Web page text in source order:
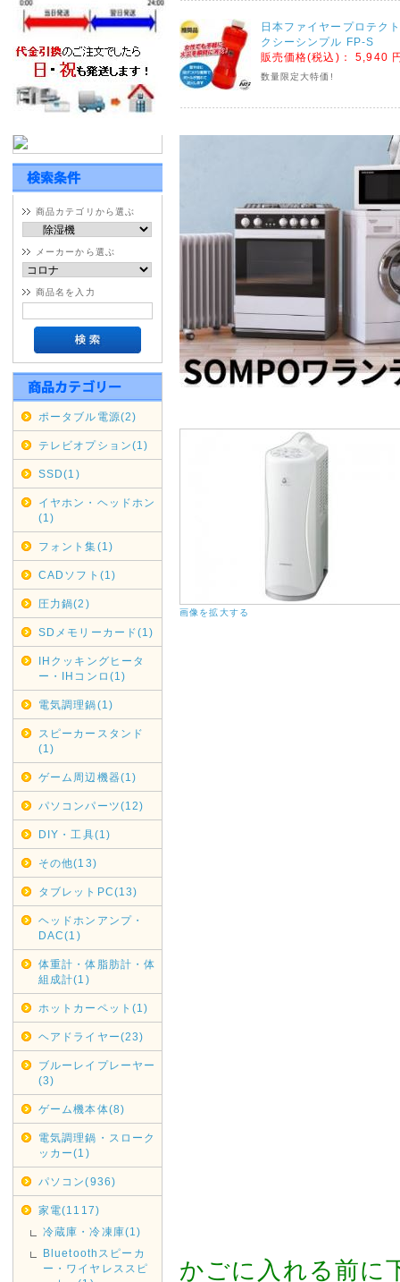
商品カテゴリから選ぶ
メーカーから選ぶ
商品名を入力
ポータブル電源(2)
テレビオプション(1)
SSD(1)
イヤホン・ヘッドホン
(1)
フォント集(1)
CADソフト(1)
圧力鍋(2)
SDメモリーカード(1)
IHクッキングヒータ
ー・IHコンロ(1)
電気調理鍋(1)
スピーカースタンド
(1)
ゲーム周辺機器(1)
パソコンパーツ(12)
DIY・工具(1)
その他(13)
タブレットPC(13)
ヘッドホンアンプ・
DAC(1)
体重計・体脂肪計・体
組成計(1)
ホットカーペット(1)
ヘアドライヤー(23)
ブルーレイプレーヤー
(3)
ゲーム機本体(8)
電気調理鍋・スローク
ッカー(1)
パソコン(936)
家電(1117)
冷蔵庫・冷凍庫(1)
Bluetoothスピーカ
ー・ワイヤレススピ
ヤマトホームコンビニエンス・
連絡がございましたのでご注文
ヤマトホームコンビニエンス
※大型・超大型商品対象
佐賀県・大分県・熊本県全域
福岡県・長崎県 全域 9月6日(
期間変更の可能性もございま
佐川急便の集荷・配達停止期間
九州全域 9月5日(土)～9月6日(
中国・四国 9月5日(土)～9月6
期間変更の可能性もございます
沖縄・北海道・離島の代引
本日2020/07/16をもちまして
せていただきます。
縄・北海道・離島からのご注
送料金負担が看過できない状況
その為上記地域からの代引き
であしからずご了承くださいま
銀行振り込みでのご注文は受
2020年05月01日
休業日は完全休業となりますの
日本ファイヤープロテク
クシーシンプル FP-S
販売価格(税込)：5,940
数量限定大特価!
画像を拡大する
かごに入れる前に